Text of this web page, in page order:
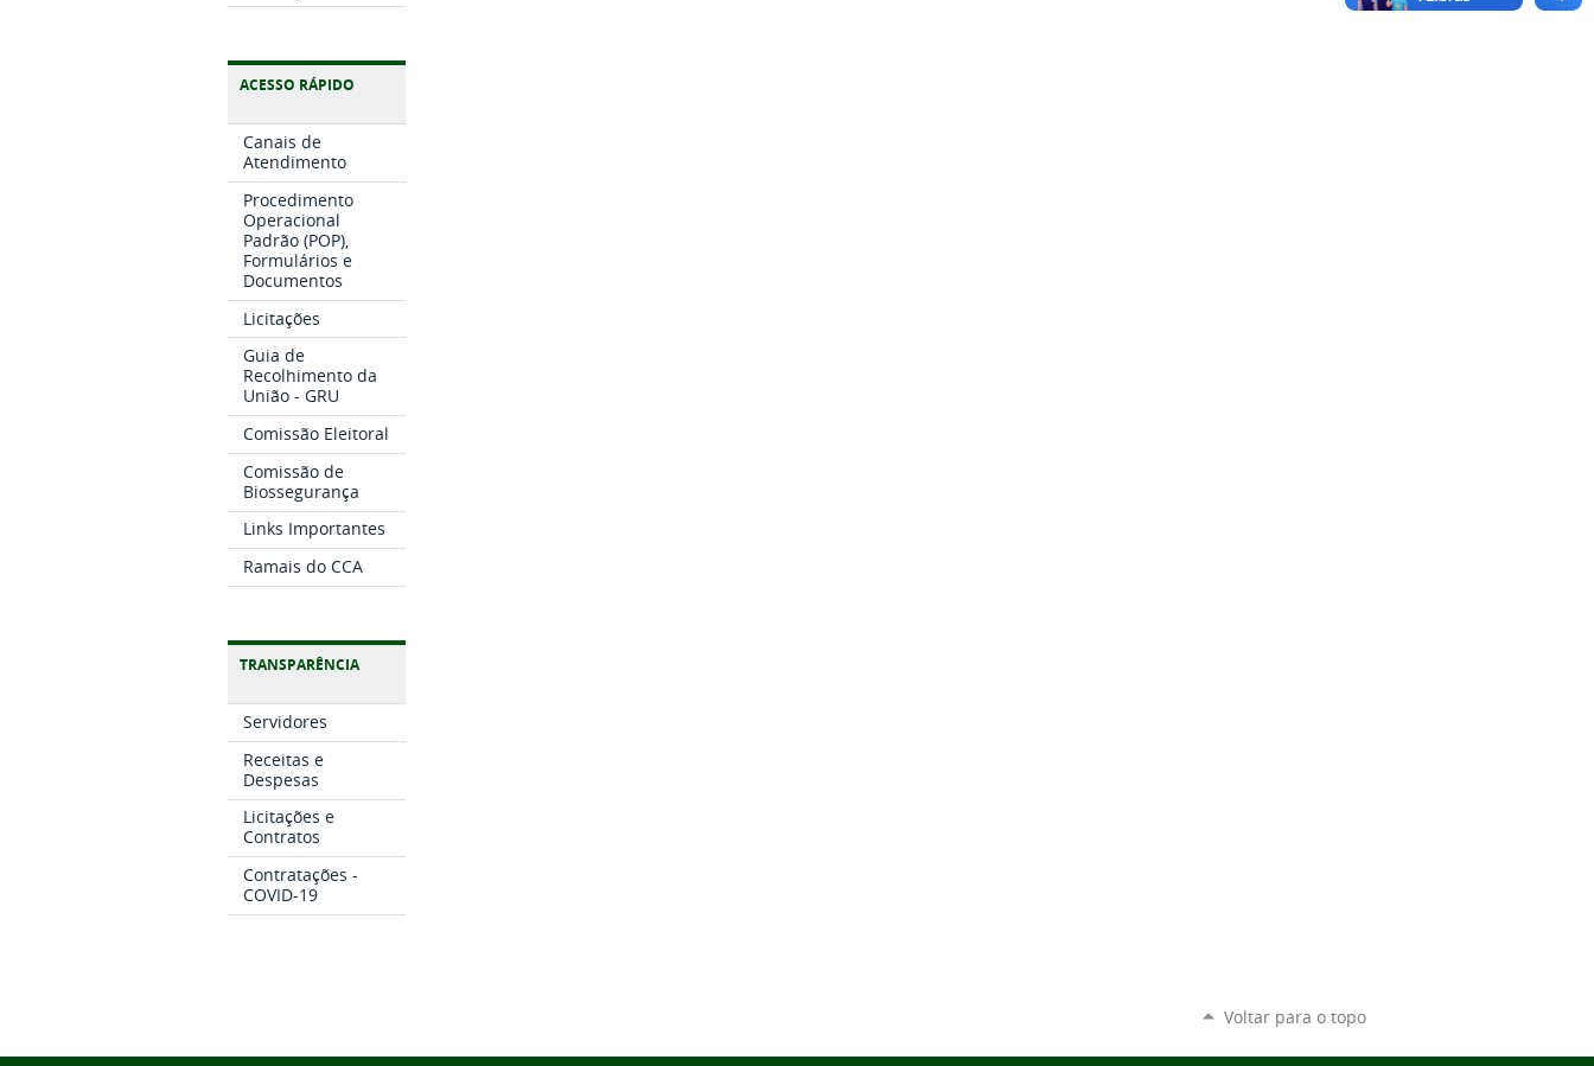
ACESSO RÁPIDO
Canais de
Atendimento
Procedimento
Operacional
Padrão (POP),
Formulários e
Documentos
Licitações
Guia de
Recolhimento da
União - GRU
Comissão Eleitoral
Comissão de
Biossegurança
Links Importantes
Ramais do CCA
TRANSPARÊNCIA
Servidores
Receitas e
Despesas
Licitações e
Contratos
Contratações -
COVID-19
Voltar para o topo